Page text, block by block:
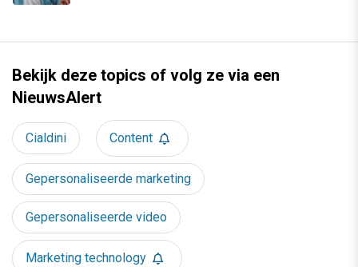
Bekijk deze topics of volg ze via een
NieuwsAlert
Cialdini Content
Gepersonaliseerde marketing
Gepersonaliseerde video
Marketing technology